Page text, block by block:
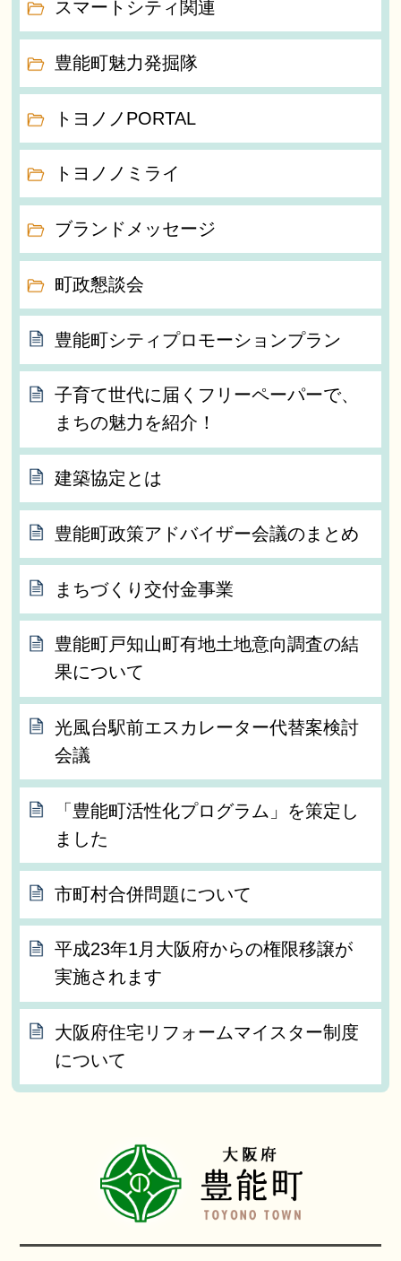
スマートシティ関連
豊能町魅力発掘隊
トヨノノPORTAL
トヨノノミライ
ブランドメッセージ
町政懇談会
豊能町シティプロモーションプラン
子育て世代に届くフリーペーパーで、
まちの魅力を紹介！
建築協定とは
豊能町政策アドバイザー会議のまとめ
まちづくり交付金事業
豊能町戸知山町有地土地意向調査の結
果について
光風台駅前エスカレーター代替案検討
会議
「豊能町活性化プログラム」を策定し
ました
市町村合併問題について
平成23年1月大阪府からの権限移譲が
実施されます
大阪府住宅リフォームマイスター制度
について